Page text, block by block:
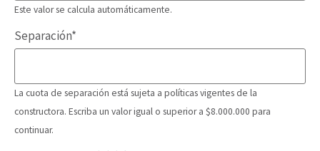
Este valor se calcula automáticamente.
Separación*
La cuota de separación está sujeta a políticas vigentes de la
constructora. Escriba un valor igual o superior a $8.000.000 para
continuar.